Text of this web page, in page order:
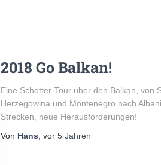
2018 Go Balkan!
Eine Schotter-Tour über den Balkan, von
Herzegowina und Montenegro nach
Strecken, neue Herausforderungen!
Von Hans , vor 5 Jahren